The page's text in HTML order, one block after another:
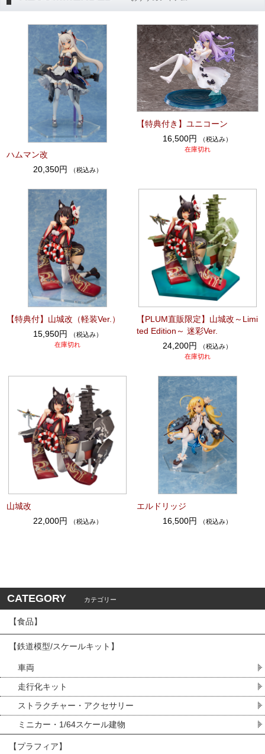
ハムマン改
20,350円
（税込み）
【特典付き】ユニコーン
16,500円
（税込み）
在庫切れ
【特典付】山城改（軽装Ver.）
15,950円
（税込み）
在庫切れ
【PLUM直販限定】山城改～Limi
ted Edition～ 迷彩Ver.
24,200円
（税込み）
在庫切れ
山城改
22,000円
（税込み）
エルドリッジ
16,500円
（税込み）
CATEGORY カテゴリー
【食品】
【鉄道模型/スケールキット】
車両
走行化キット
ストラクチャー・アクセサリー
ミニカー・1/64スケール建物
【プラフィア】